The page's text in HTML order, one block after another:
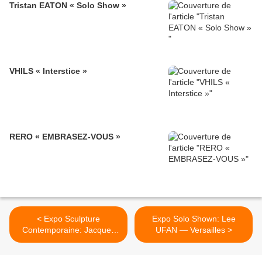
Tristan EATON « Solo Show »
VHILS « Interstice »
RERO « EMBRASEZ-VOUS »
< Expo Sculpture
Contemporaine: Jacques
DE OLIVEIRA CÉZAR «
Expo Solo Shown: Lee
UFAN — Versailles >